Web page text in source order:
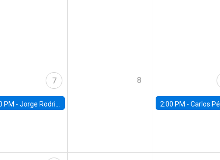
7
PM -Jorge Rodriguez, Universidad de Los Andes
8
2:00 PM - Carlos Pérez, Universidad